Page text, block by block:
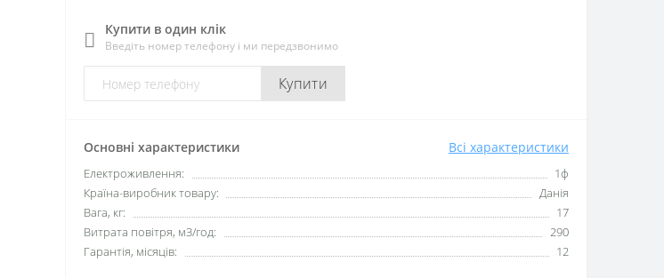
Купити в один клік
Введіть номер телефону і ми передзвонимо
Купити
Основні характеристики Всі характеристики
Електроживлення:
1ф
Країна-виробник товару:
Данія
Вага, кг:
17
Витрата повітря, мЗ/год:
290
Гарантія, місяців:
12